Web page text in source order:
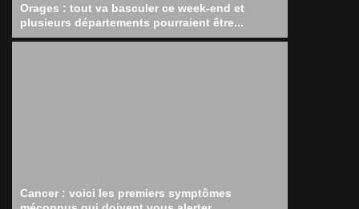
Orages : tout va basculer ce week-end et
plusieurs départements pourraient être...
Cancer : voici les premiers symptômes